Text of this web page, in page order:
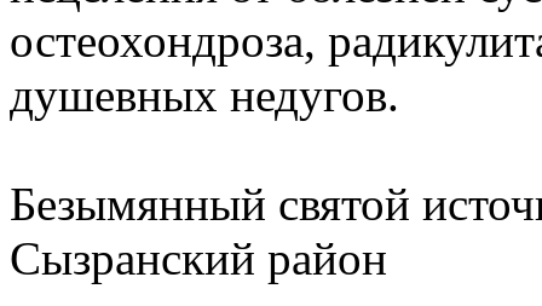
остеохондроза,
душевных недугов.
Безымянный святой
Сызранский район